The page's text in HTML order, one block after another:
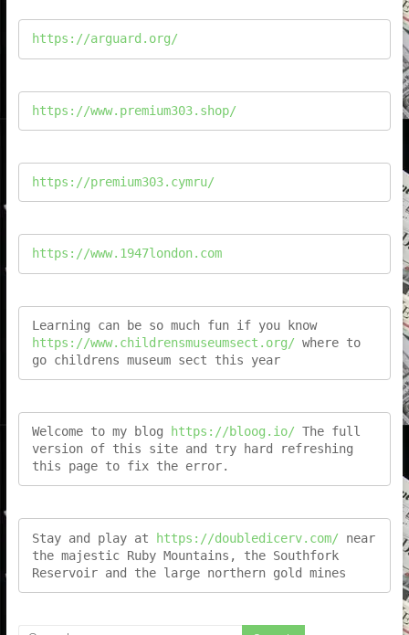
https://arguard.org/
https://www.premium303.shop/
https://premium303.cymru/
https://www.1947london.com
Learning can be so much fun if you know
https://www.childrensmuseumsect.org/ where to
go childrens museum sect this year
Welcome to my blog https://bloog.io/ The full
version of this site and try hard refreshing
this page to fix the error.
Stay and play at https://doubledicerv.com/ near
the majestic Ruby Mountains, the Southfork
Reservoir and the large northern gold mines